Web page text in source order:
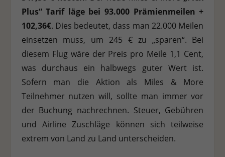
Plus“ Tarif läge bei 93.000 Prämienmeilen +
102,36€. Dies bedeutet, dass man 22.000 Meilen
einsetzen muss, um 245 € zu „sparen“. Bei
diesem Flug wäre der Preis pro Meile 1,1 Cent,
was durchaus ein halbwegs guter Wert ist.
Sofern man die Aktion als Miles & More
Teilnehmer nutzen will, sollte man immer vor
der Buchung nachrechnen. Steuer, Gebühren
und Airline Zuschläge können sich teilweise
extrem von Land zu Land unterscheiden.